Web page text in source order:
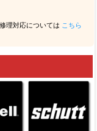
理対応については こちら